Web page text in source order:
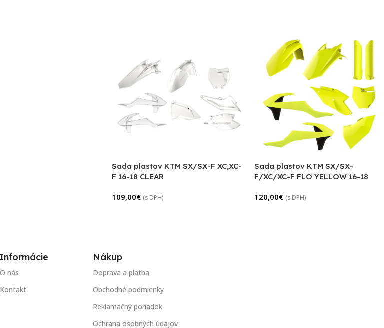
Sada plastov KTM SX/SX-F XC,XC-
F 16-18 CLEAR
109,00€ (s DPH)
Sada plastov KTM SX/SX-
F/XC/XC-F FLO YELLOW 16-18
120,00€ (s DPH)
Informácie
O nás
Kontakt
Nákup
Doprava a platba
Obchodné podmienky
Reklamačný poriadok
Ochrana osobných údajov